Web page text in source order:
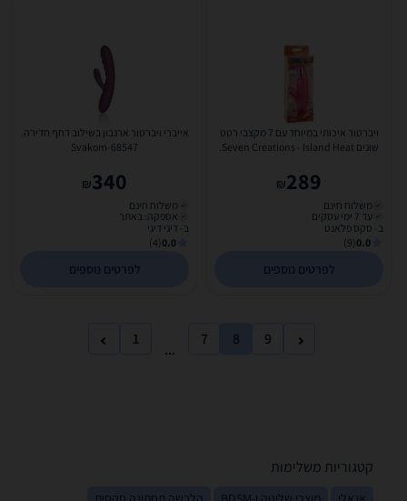
ויברטור איכותי במיוחד עם 7 מקצבי רטט
שונים Seven Creations - Island Heat.
289
₪
משלוח חינם
עד 7 ימי עסקים
ב- סקס פלאנט
0.0
(9)
לפרטים נוספים
אייברי ויברטור ארנבון בשילוב דחף חדירה.
Svakom-68547
340
₪
משלוח חינם
אספקה: באתר
ב- דיגי דיגי
0.0
(4)
לפרטים נוספים
1
...
7 8 9
קטגוריות משלימות